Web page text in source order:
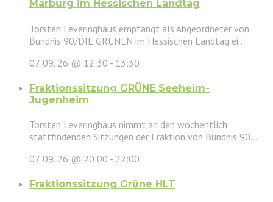
Marburg im Hessischen Landtag
Torsten Leveringhaus empfängt als Abgeordneter von
Bündnis 90/DIE GRÜNEN im Hessischen Landtag ei...
07. 09. 26 @ 12:30 - 13:30
Fraktionssitzung GRÜNE Seeheim-
Jugenheim
Torsten Leveringhaus nimmt an den wöchentlich
stattfindenden Sitzungen der Fraktion von Bündnis 90...
07. 09. 26 @ 20:00 - 22:00
Fraktionssitzung Grüne HLT